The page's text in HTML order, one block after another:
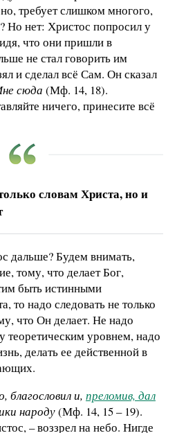
требует слишком многого,
Но нет: Христос попросил у
что они пришли в
не стал говорить им
и сделал всё Сам. Он сказал
сюда (Мф. 14, 18).
ничего, принесите всё
словам Христа, но и
дальше? Будем внимать,
тому, что делает Бог,
быть истинными
то надо следовать не только
что Он делает. Не надо
теоретическим уровнем, надо
делать ее действенной в
благословил и, преломив, дал
народу(Мф. 14, 15 – 19).
– воззрел на небо. Нигде